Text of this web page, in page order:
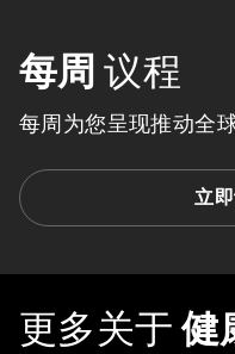
每周 议程
每周为您呈现推动全
立
更多关于 健